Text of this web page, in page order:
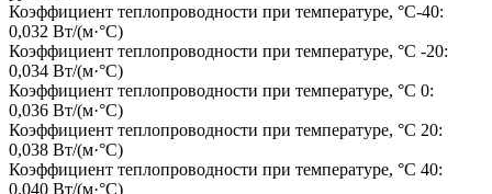
Коэффициент теплопроводности при температуре, °C-40:
0,032 Вт/(м·°C)
Коэффициент теплопроводности при температуре, °C -20:
0,034 Вт/(м·°C)
Коэффициент теплопроводности при температуре, °C 0:
0,036 Вт/(м·°C)
Коэффициент теплопроводности при температуре, °C 20:
0,038 Вт/(м·°C)
Коэффициент теплопроводности при температуре, °C 40:
0,040 Вт/(м·°C)